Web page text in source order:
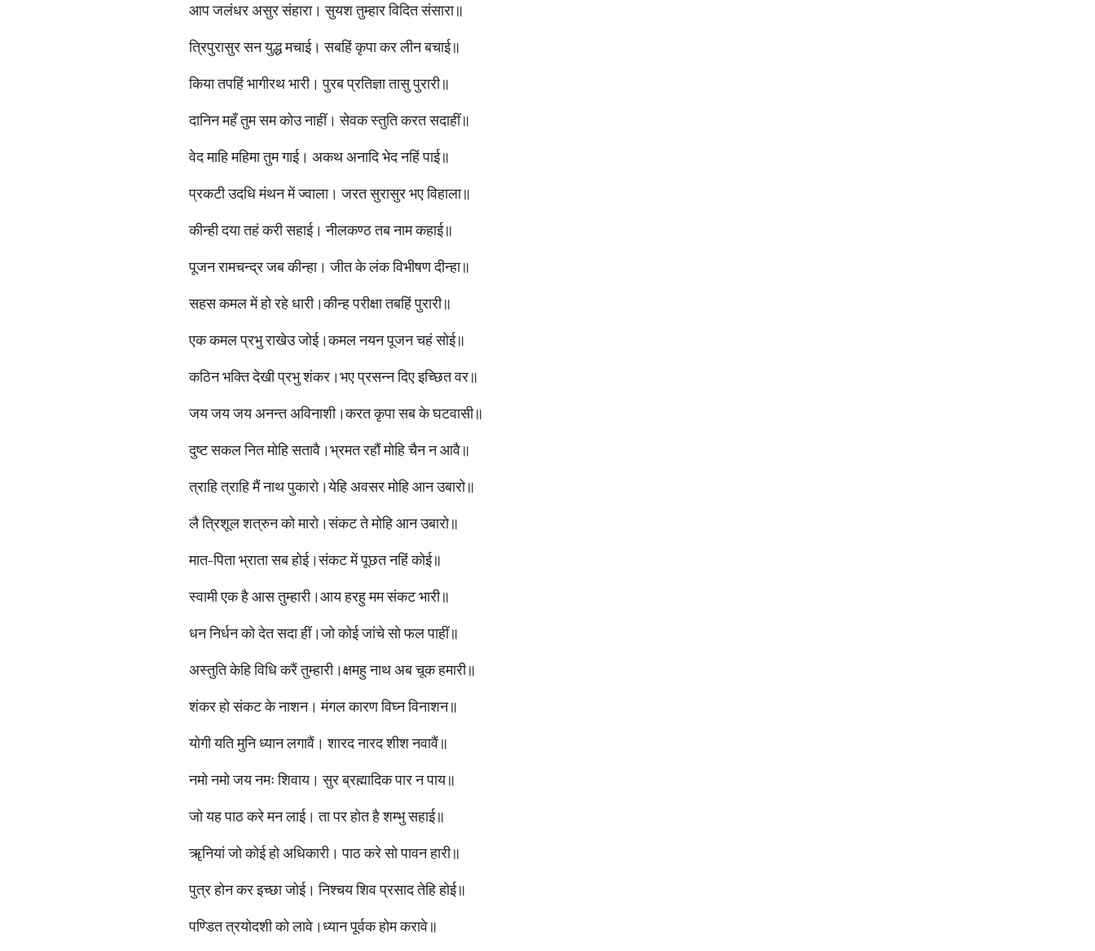
आप जलंधर असुर संहारा। सुयश तुम्हार विदित संसारा॥
त्रिपुरासुर सन युद्ध मचाई। सबहिं कृपा कर लीन बचाई॥
किया तपहिं भागीरथ भारी। पुरब प्रतिज्ञा तासु पुरारी॥
दानिन महँ तुम सम कोउ नाहीं। सेवक स्तुति करत सदाहीं॥
वेद माहि महिमा तुम गाई। अकथ अनादि भेद नहिं पाई॥
प्रकटी उदधि मंथन में ज्वाला। जरत सुरासुर भए विहाला॥
कीन्ही दया तहं करी सहाई। नीलकण्ठ तब नाम कहाई॥
पूजन रामचन्द्र जब कीन्हा। जीत के लंक विभीषण दीन्हा॥
सहस कमल में हो रहे धारी।कीन्ह परीक्षा तबहिं पुरारी॥
एक कमल प्रभु राखेउ जोई।कमल नयन पूजन चहं सोई॥
कठिन भक्ति देखी प्रभु शंकर।भए प्रसन्न दिए इच्छित वर॥
जय जय जय अनन्त अविनाशी।करत कृपा सब के घटवासी॥
दुष्ट सकल नित मोहि सतावै।भ्रमत रहौं मोहि चैन न आवै॥
त्राहि त्राहि मैं नाथ पुकारो।येहि अवसर मोहि आन उबारो॥
लै त्रिशूल शत्रुन को मारो।संकट ते मोहि आन उबारो॥
मात-पिता भ्राता सब होई।संकट में पूछत नहिं कोई॥
स्वामी एक है आस तुम्हारी।आय हरहु मम संकट भारी॥
धन निर्धन को देत सदा हीं।जो कोई जांचे सो फल पाहीं॥
अस्तुति केहि विधि करैं तुम्हारी।क्षमहु नाथ अब चूक हमारी॥
शंकर हो संकट के नाशन। मंगल कारण विघ्न विनाशन॥
योगी यति मुनि ध्यान लगावैं। शारद नारद शीश नवावैं॥
नमो नमो जय नमः शिवाय। सुर ब्रह्मादिक पार न पाय॥
जो यह पाठ करे मन लाई। ता पर होत है शम्भु सहाई॥
ॠनियां जो कोई हो अधिकारी। पाठ करे सो पावन हारी॥
पुत्र होन कर इच्छा जोई। निश्चय शिव प्रसाद तेहि होई॥
पण्डित त्रयोदशी को लावे।ध्यान पूर्वक होम करावे॥